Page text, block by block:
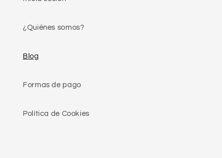
¿Quiénes somos?
Blog
Formas de pago
Política de Cookies